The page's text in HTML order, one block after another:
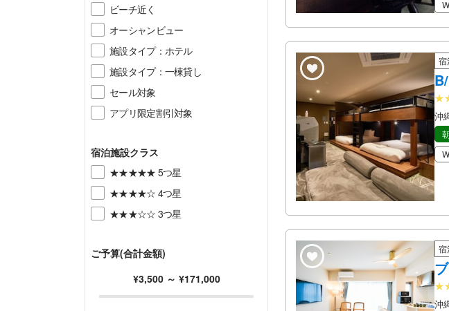
ビーチ近く
オーシャンビュー
施設タイプ：ホテル
施設タイプ：一棟貸し
セール対象
アプリ限定割引対象
宿泊施設クラス
★★★★★ 5つ星
★★★★☆ 4つ星
★★★☆☆ 3つ星
ご予算(合計金額)
¥3,500～ ¥171,000
宿
沖
宿
沖